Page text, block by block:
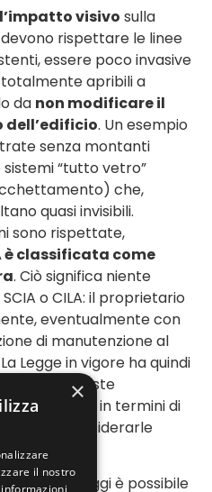
visivo sulla
rispettare le linee
essere poco invasive
apribili a
da non modificare il
dell’edificio. Un esempio
senza montanti
“tutto vetro”
che,
quasi invisibili.
sono rispettate,
è classificata come
. Ciò significa niente
o CILA: il proprietario
eventualmente con
di manutenzione al
Legge in vigore ha quindi
edilizio queste
i benefici in termini di
però considerarle
142/2022 oggi è possibile
×
il nostro